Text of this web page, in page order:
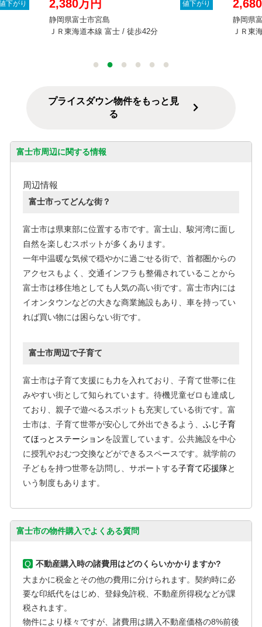
下がり 2,380万円 値下がり
静岡県富士市宮島
ＪＲ東海道本線 富士 / 徒歩42分
静岡県
ＪＲ東
プライスダウン物件をもっと見
る
富士市周辺に関する情報
周辺情報
富士市ってどんな街？
富士市は県東部に位置する市です。富士山、駿河湾に面し
自然を楽しむスポットが多くあります。
一年中温暖な気候で穏やかに過ごせる街で、首都圏からの
アクセスもよく、交通インフラも整備されていることから
富士市は移住地としても人気の高い街です。富士市内には
イオンタウンなどの大きな商業施設もあり、車を持ってい
れば買い物には困らない街です。
富士市周辺で子育て
富士市は子育て支援にも力を入れており、子育て世帯に住
みやすい街として知られています。待機児童ゼロも達成し
ており、親子で遊べるスポットも充実している街です。富
士市は、子育て世帯が安心して外出できるよう、 ふじ子育
てほっとステーションを設置しています。公共施設を中心
に授乳やおむつ交換などができるスペースです。就学前の
子どもを持つ世帯を訪問し、サポートする子育て応援隊と
いう制度もあります。
富士市の物件購入でよくある質問
Q 不動産購入時の諸費用はどのくらいかかりますか?
大まかに税金とその他の費用に分けられます。契約時に必
要な印紙代をはじめ、登録免許税、不動産所得税などが課
税されます。
物件により様々ですが、諸費用は購入不動産価格の8%前後